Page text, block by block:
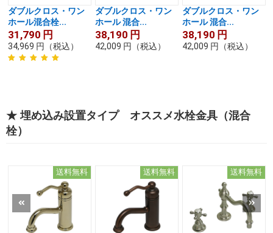
ダブルクロス・ワン
ホール混合栓...
31,790 円
34,969 円 （税込）
ダブルクロス・ワン
ホール 混合...
38,190 円
42,009 円 （税込）
ダブルクロス・ワン
ホール 混合...
38,190 円
42,009 円 （税込）
★ 埋め込み設置タイプ オススメ水栓金具（混合
栓）
送料無料 送料無料 送料無料